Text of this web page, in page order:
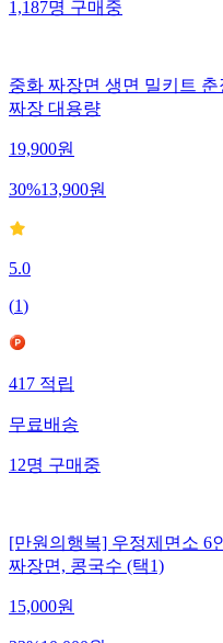
1,187명구매중
중화 짜장면 생면 밀키트
짜장 대용량
19,900원
30%13,900원
5.0
(1)
417적립
무료배송
12명구매중
[만원의행복] 우정제면소 6
짜장면, 콩국수 (택1)
15,000원